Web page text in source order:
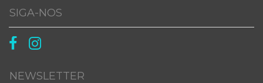
SIGA-NOS
 
NEWSLETTER